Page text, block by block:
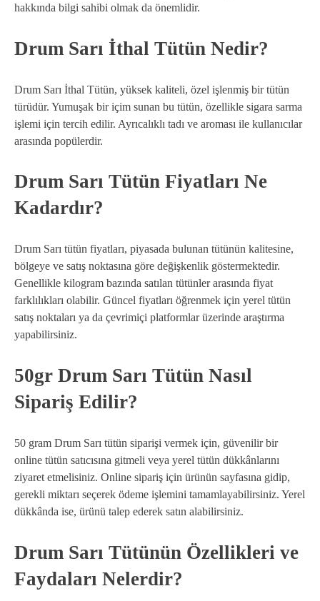
hakkında bilgi sahibi olmak da önemlidir.
Drum Sarı İthal Tütün Nedir?
Drum Sarı İthal Tütün, yüksek kaliteli, özel işlenmiş bir tütün
türüdür. Yumuşak bir içim sunan bu tütün, özellikle sigara sarma
işlemi için tercih edilir. Ayrıcalıklı tadı ve aroması ile kullanıcılar
arasında popülerdir.
Drum Sarı Tütün Fiyatları Ne
Kadardır?
Drum Sarı tütün fiyatları, piyasada bulunan tütünün kalitesine,
bölgeye ve satış noktasına göre değişkenlik göstermektedir.
Genellikle kilogram bazında satılan tütünler arasında fiyat
farklılıkları olabilir. Güncel fiyatları öğrenmek için yerel tütün
satış noktaları ya da çevrimiçi platformlar üzerinde araştırma
yapabilirsiniz.
50gr Drum Sarı Tütün Nasıl
Sipariş Edilir?
50 gram Drum Sarı tütün siparişi vermek için, güvenilir bir
online tütün satıcısına gitmeli veya yerel tütün dükkânlarını
ziyaret etmelisiniz. Online sipariş için ürünün sayfasına gidip,
gerekli miktarı seçerek ödeme işlemini tamamlayabilirsiniz. Yerel
dükkânda ise, ürünü talep ederek satın alabilirsiniz.
Drum Sarı Tütünün Özellikleri ve
Faydaları Nelerdir?